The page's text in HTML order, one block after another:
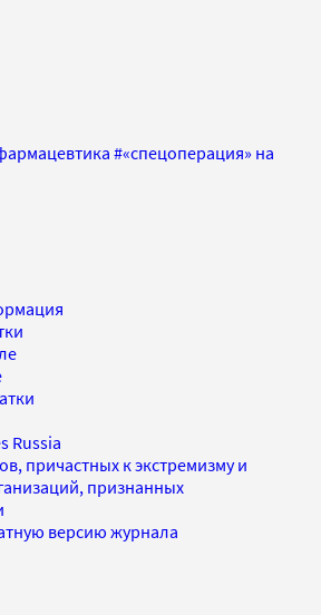
#«спецоперация» на
Russia
причастных к экстремизму и
признанных
версию журнала